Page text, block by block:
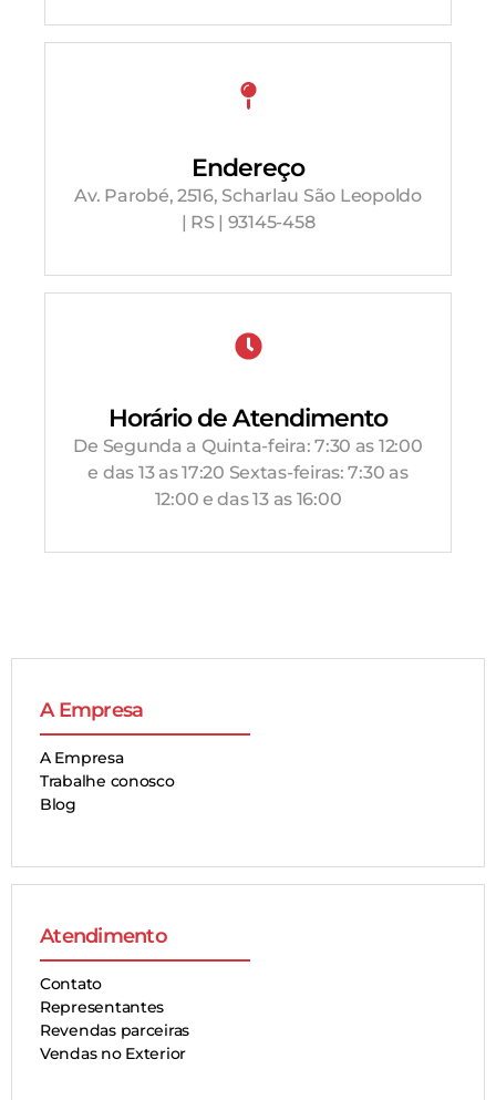
Endereço
Av. Parobé, 2516, Scharlau São Leopoldo
| RS | 93145-458
Horário de Atendimento
De Segunda a Quinta-feira: 7:30 as 12:00
e das 13 as 17:20 Sextas-feiras: 7:30 as
12:00 e das 13 as 16:00
A Empresa
A Empresa
Trabalhe conosco
Blog
Atendimento
Contato
Representantes
Revendas parceiras
Vendas no Exterior